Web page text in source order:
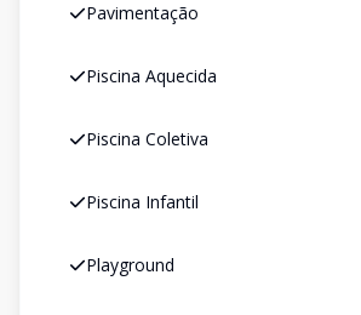
Pavimentação
Piscina Aquecida
Piscina Coletiva
Piscina Infantil
Playground